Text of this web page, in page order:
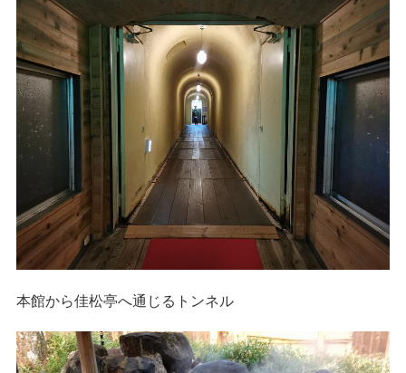
本館から佳松亭へ通じるトンネル